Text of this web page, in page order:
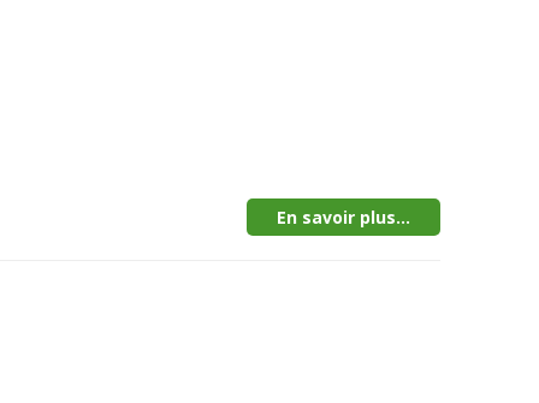
En savoir plus...